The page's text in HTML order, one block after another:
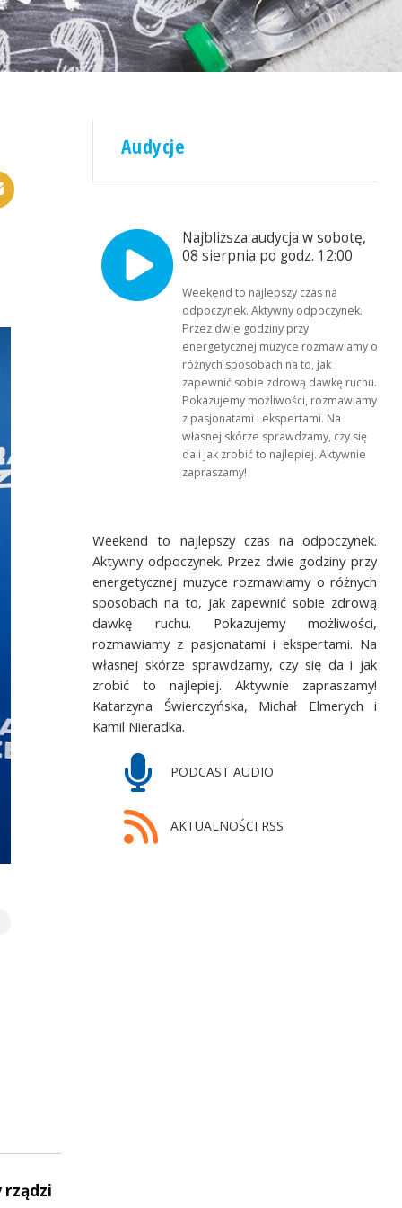
Audycje
Najbliższa audycja w sobotę,
08 sierpnia po godz. 12:00
Weekend to najlepszy czas na
odpoczynek. Aktywny odpoczynek.
Przez dwie godziny przy
energetycznej muzyce rozmawiamy o
różnych sposobach na to, jak
zapewnić sobie zdrową dawkę ruchu.
Pokazujemy możliwości, rozmawiamy
z pasjonatami i ekspertami. Na
własnej skórze sprawdzamy, czy się
da i jak zrobić to najlepiej. Aktywnie
zapraszamy!
Weekend to najlepszy czas na odpoczynek.
Aktywny odpoczynek. Przez dwie godziny przy
energetycznej muzyce rozmawiamy o różnych
sposobach na to, jak zapewnić sobie zdrową
dawkę ruchu. Pokazujemy możliwości,
rozmawiamy z pasjonatami i ekspertami. Na
własnej skórze sprawdzamy, czy się da i jak
zrobić to najlepiej. Aktywnie zapraszamy!
Katarzyna Świerczyńska, Michał Elmerych i
Kamil Nieradka.
PODCAST AUDIO
AKTUALNOŚCI RSS
rządzi